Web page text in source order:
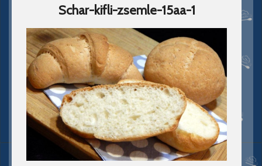
Schar-kifli-zsemle-15aa-1